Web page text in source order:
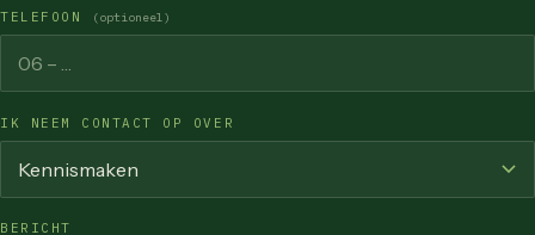
TELEFOON (optioneel)
IK NEEM CONTACT OP OVER
BERICHT